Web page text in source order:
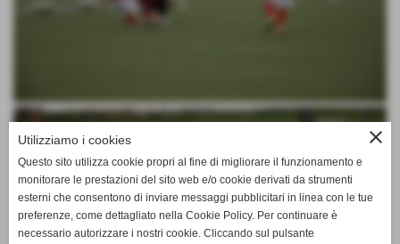
close
Utilizziamo i cookies
Questo sito utilizza cookie propri al fine di migliorare il funzionamento e
monitorare le prestazioni del sito web e/o cookie derivati da strumenti
esterni che consentono di inviare messaggi pubblicitari in linea con le tue
preferenze, come dettagliato nella Cookie Policy. Per continuare è
necessario autorizzare i nostri cookie. Cliccando sul pulsante